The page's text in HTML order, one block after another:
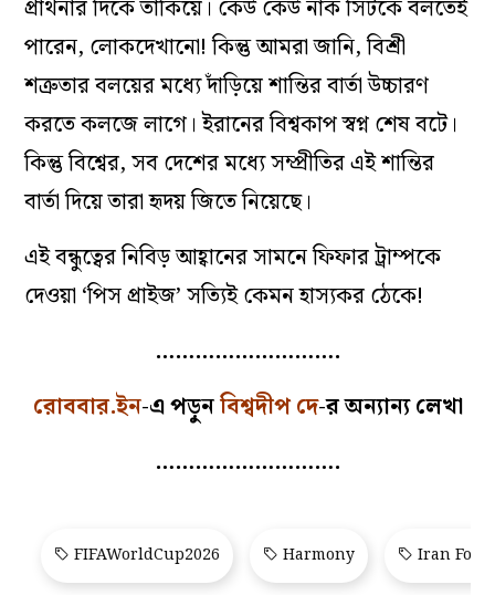
প্রার্থনার দিকে তাকিয়ে। কেউ কেউ নাক সিঁটকে বলতেই
পারেন, লোকদেখানো! কিন্তু আমরা জানি, বিশ্রী
শত্রুতার বলয়ের মধ্যে দাঁড়িয়ে শান্তির বার্তা উচ্চারণ
করতে কলজে লাগে। ইরানের বিশ্বকাপ স্বপ্ন শেষ বটে।
কিন্তু বিশ্বের, সব দেশের মধ্যে সম্প্রীতির এই শান্তির
বার্তা দিয়ে তারা হৃদয় জিতে নিয়েছে।
এই বন্ধুত্বের নিবিড় আহ্বানের সামনে ফিফার ট্রাম্পকে
দেওয়া ‘পিস প্রাইজ’ সত্যিই কেমন হাস্যকর ঠেকে!
……………………….
রোববার.ইন-এ পড়ুনবিশ্বদীপ দে-র অন্যান্য লেখা
……………………….
FIFAWorldCup2026 Harmony Iran